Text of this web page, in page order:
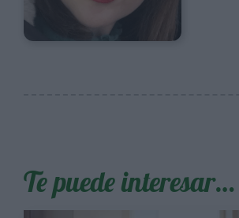
Te puede interesar…